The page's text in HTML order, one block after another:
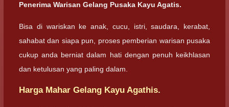
Penerima Warisan Gelang Pusaka Kayu Agatis.
Bisa di wariskan ke anak, cucu, istri, saudara, kerabat,
sahabat dan siapa pun, proses pemberian warisan pusaka
cukup anda berniat dalam hati dengan penuh keikhlasan
dan ketulusan yang paling dalam.
Harga Mahar Gelang Kayu Agathis.